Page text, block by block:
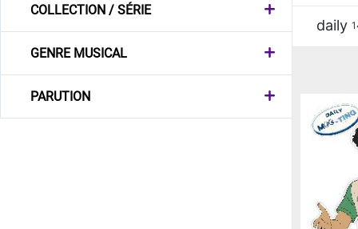
COLLECTION / SÉRIE
GENRE MUSICAL
PARUTION
daily